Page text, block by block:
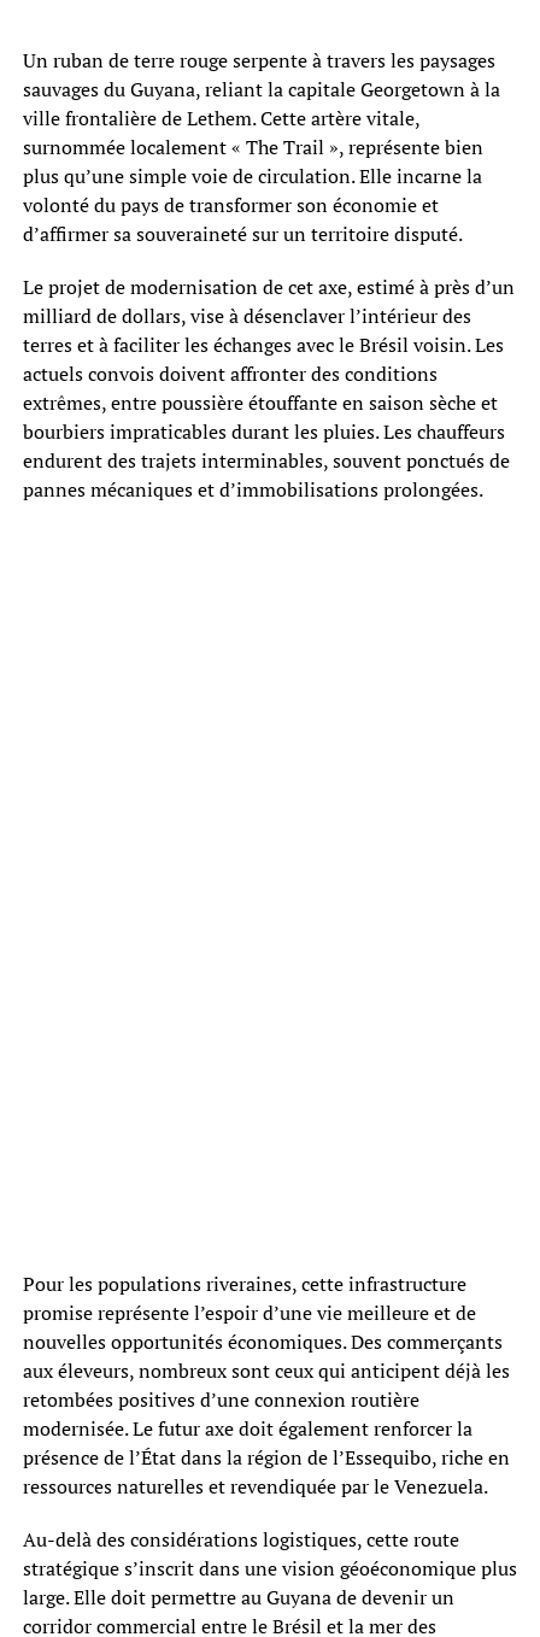
Un ruban de terre rouge serpente à travers les paysages
sauvages du Guyana, reliant la capitale Georgetown à la
ville frontalière de Lethem. Cette artère vitale,
surnommée localement « The Trail », représente bien
plus qu’une simple voie de circulation. Elle incarne la
volonté du pays de transformer son économie et
d’affirmer sa souveraineté sur un territoire disputé.
Le projet de modernisation de cet axe, estimé à près d’un
milliard de dollars, vise à désenclaver l’intérieur des
terres et à faciliter les échanges avec le Brésil voisin. Les
actuels convois doivent affronter des conditions
extrêmes, entre poussière étouffante en saison sèche et
bourbiers impraticables durant les pluies. Les chauffeurs
endurent des trajets interminables, souvent ponctués de
pannes mécaniques et d’immobilisations prolongées.
Pour les populations riveraines, cette infrastructure
promise représente l’espoir d’une vie meilleure et de
nouvelles opportunités économiques. Des commerçants
aux éleveurs, nombreux sont ceux qui anticipent déjà les
retombées positives d’une connexion routière
modernisée. Le futur axe doit également renforcer la
présence de l’État dans la région de l’Essequibo, riche en
ressources naturelles et revendiquée par le Venezuela.
Au-delà des considérations logistiques, cette route
stratégique s’inscrit dans une vision géoéconomique plus
large. Elle doit permettre au Guyana de devenir un
corridor commercial entre le Brésil et la mer des